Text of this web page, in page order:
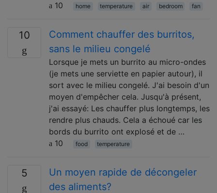
10
home temperature air bedroom fan
10
Comment chauffer des burritos,
sans le milieu congelé
Lorsque je mets un burrito au micro-ondes
(je mets une serviette en papier autour), il
sort avec le milieu congelé. J'ai besoin d'un
moyen d'empêcher cela. Jusqu'à présent,
j'ai essayé: Les chauffer plus longtemps, les
rendre plus chauds. Cela a échoué car les
bords du burrito ont explosé et de …
10
food temperature
5
Un moyen rapide de décongeler
des aliments?